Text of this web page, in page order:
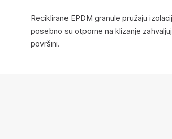
Reciklirane EPDM granule pružaju
posebno su otporne na klizanje
površini.